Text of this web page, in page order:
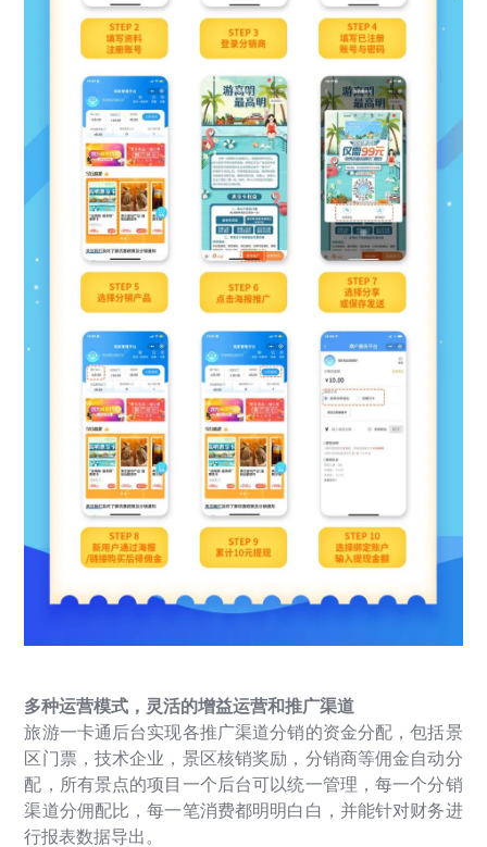
多种运营模式，灵活的增益运营和推广渠道
旅游一卡通后台实现各推广渠道分销的资金分配，包括景
区门票，技术企业，景区核销奖励，分销商等佣金自动分
配，所有景点的项目一个后台可以统一管理，每一个分销
渠道分佣配比，每一笔消费都明明白白，并能针对财务进
行报表数据导出。